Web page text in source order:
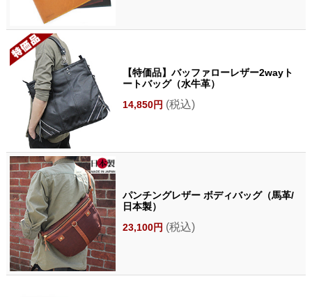
【特価品】バッファローレザー2wayト
ートバッグ（水牛革）
14,850円 (税込)
パンチングレザー ボディバッグ（馬革/
日本製）
23,100円 (税込)